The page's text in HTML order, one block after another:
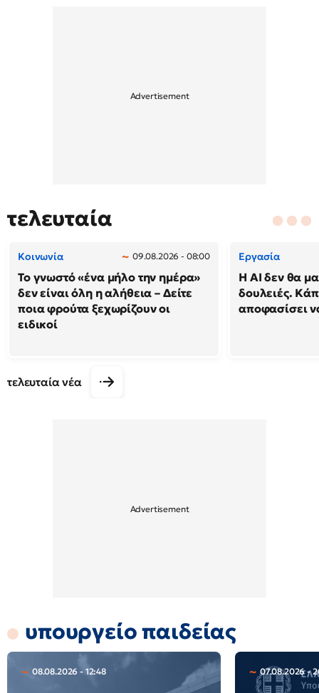
τελευταία
Κοινωνία 09.08.2026 - 08:00
Το γνωστό «ένα μήλο την ημέρα»
δεν είναι όλη η αλήθεια – Δείτε
ποια φρούτα ξεχωρίζουν οι
ειδικοί
Εργασία
Η AI δεν θα
δουλειές.
αποφασίσει
τελευταία νέα
υπουργείο παιδείας
08.08.2026 - 12:48 07.08.2026 -